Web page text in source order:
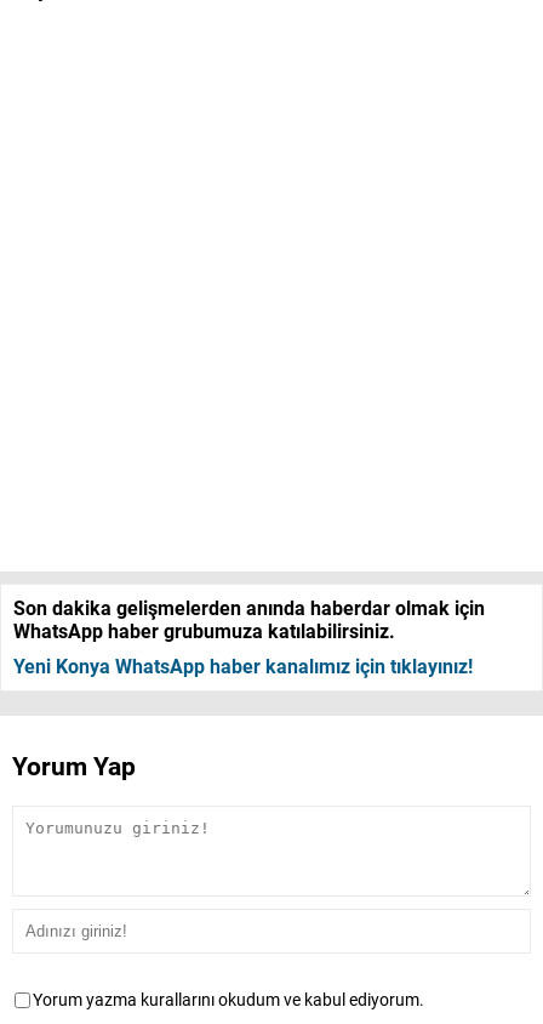
Son dakika gelişmelerden anında haberdar olmak için
WhatsApp haber grubumuza katılabilirsiniz.
Yeni Konya WhatsApp haber kanalımız için tıklayınız!
Yorum Yap
Yorum yazma kurallarını okudum ve kabul ediyorum.